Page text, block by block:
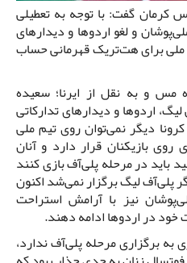
گفت: با توجه به تعطیلی
و لغو اردوها و دیدارهای
ملی برای هت‌تریک قهرمانی حساب
مس و به نقل از ایرنا؛ سعیده
اردوها و دیدارهای تدارکاتی
دیگر نمی‌توان روی تیم ملی
بازیکنان قرار دارد و آنان
باید در مرحله پلی‌آف بازی کنند
پلی‌آف لیگ برگزار نمی‌شد اکنون
نیز با آرامش استراحت
خود در اردوها ادامه دهند.
12 تیمی نیازی به برگزاری مرحله پلی‌آف ندارد،